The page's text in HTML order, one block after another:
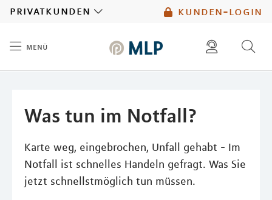
kunden-login
privatkunden
menü
Was tun im Notfall?
Karte weg, eingebrochen, Unfall gehabt - Im
Notfall ist schnelles Handeln gefragt. Was Sie
jetzt schnellstmöglich tun müssen.